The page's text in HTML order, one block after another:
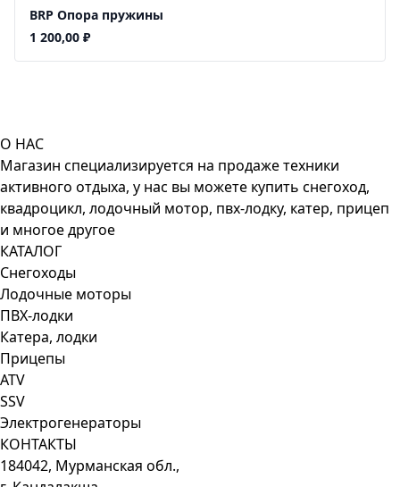
BRP Опора пружины
1 200,00 ₽
О НАС
Магазин специализируется на продаже техники
активного отдыха, у нас вы можете купить снегоход,
квадроцикл, лодочный мотор, пвх-лодку, катер, прицеп
и многое другое
КАТАЛОГ
Снегоходы
Лодочные моторы
ПВХ-лодки
Катера, лодки
Прицепы
ATV
SSV
Электрогенераторы
КОНТАКТЫ
184042, Мурманская обл.,